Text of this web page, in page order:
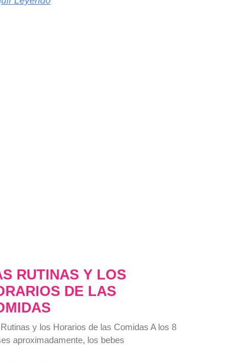
RUTINAS Y LOS
DE LAS
y los Horarios de las Comidas A los 8
aproximadamente, los bebes